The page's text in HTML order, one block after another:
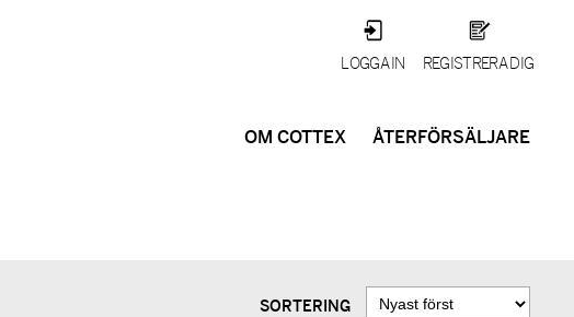
LOGGA IN REGISTRERA DIG
ÅTERFÖRSÄLJARE
OM COTTEX
SORTERING